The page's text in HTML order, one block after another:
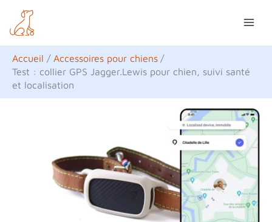
contenu
Accueil
Accessoires pour chiens
Test : collier GPS Jagger.Lewis pour chien, suivi santé
et localisation
e
c
h
e